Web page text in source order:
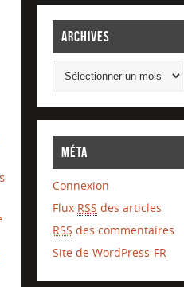
Archives
Méta
Connexion
Flux RSS des articles
RSS des commentaires
Site de WordPress-FR